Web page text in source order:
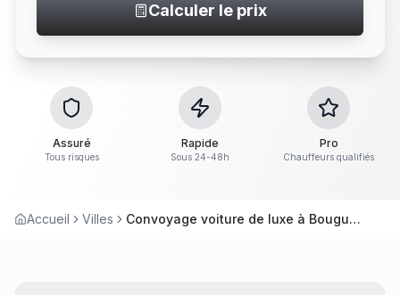
Calculer le prix
Assuré
Tous risques
Rapide
Sous 24-48h
Pro
Chauffeurs qualifiés
Accueil Villes Convoyage voiture de luxe à Bouguenais